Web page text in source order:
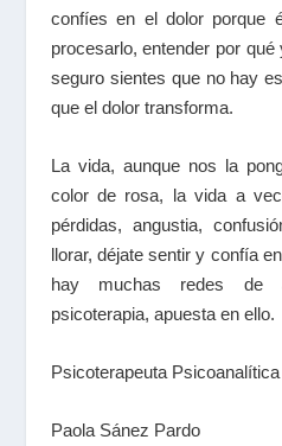
confíes en el dolor porque
procesarlo, entender por
seguro sientes que no hay
que el dolor transforma.
La vida, aunque nos la
color de rosa, la vida a
pérdidas, angustia,
llorar, déjate sentir y confía
hay muchas redes de
psicoterapia, apuesta en ello.
Psicoterapeuta Psicoanalítica
Paola Sánez Pardo